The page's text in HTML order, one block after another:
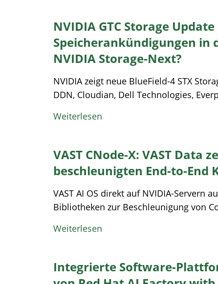
NVIDIA GTC Storage
Speicherankündigungen in
NVIDIA Storage-Next?
NVIDIA zeigt neue BlueField-4 STX
DDN, Cloudian, Dell Technologies,
Weiterlesen
VAST CNode-X: VAST Data
beschleunigten End-to-End
VAST AI OS direkt auf NVIDIA-Servern
Bibliotheken zur Beschleunigung von
Weiterlesen
Integrierte Software-